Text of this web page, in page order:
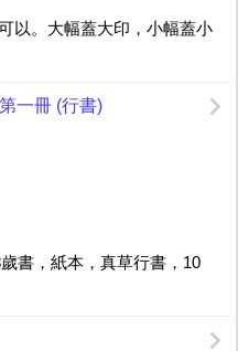
以。大幅蓋大印，小幅蓋小
一冊 (行書)
書，紙本，真草行書，10